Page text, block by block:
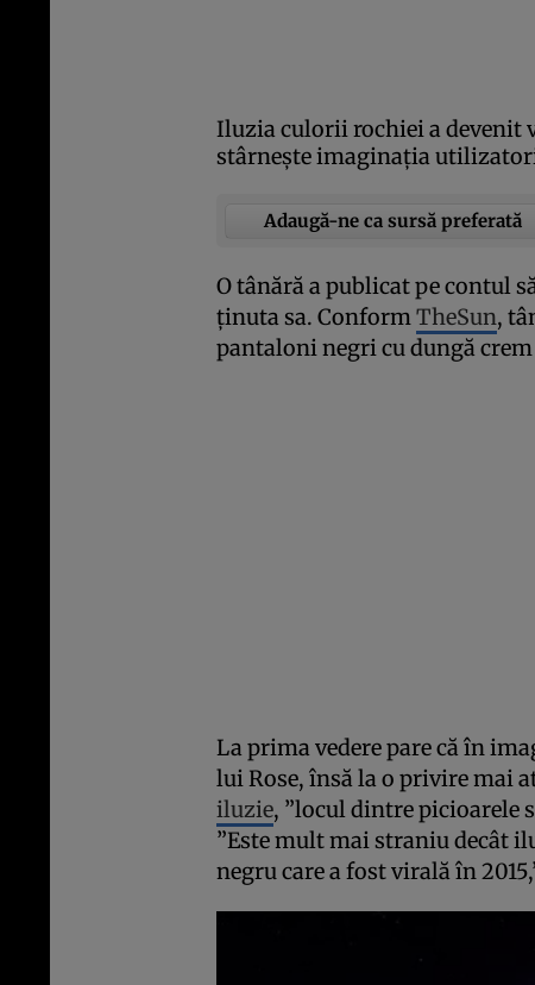
Iluzia culorii rochiei a devenit
stârneşte imaginaţia
Adaugă-ne ca sursă preferată
O tânără a publicat pe contul
ţinuta sa. ConformTheSun,
pantaloni negri cu dungă
La prima vedere pare că în
lui Rose, însă la o privire mai
iluzie, ”locul dintre picioarele
”Este mult mai straniu decât
negru care a fost virală în